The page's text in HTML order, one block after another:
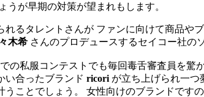
うが早期の対策が望まれもします。
れるタレントさんが ファンに向けて商品
木希 さんのプロデュースするセイコー社の
での私服コンテストでも毎回毒舌審査員を驚
い合ったブランド ricori が立ち上げられ一つ
うことでしょう。 女性向けのブランドです